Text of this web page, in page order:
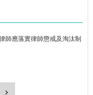
師應落實律師懲戒及淘汰制